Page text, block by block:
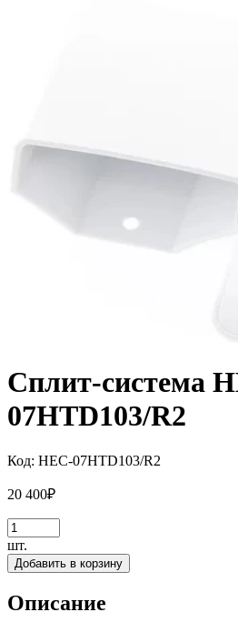
Сплит-система
07HTD103/R2
Код: HEC-07HTD103/R2
20 400₽
шт.
Добавить в корзину
Описание